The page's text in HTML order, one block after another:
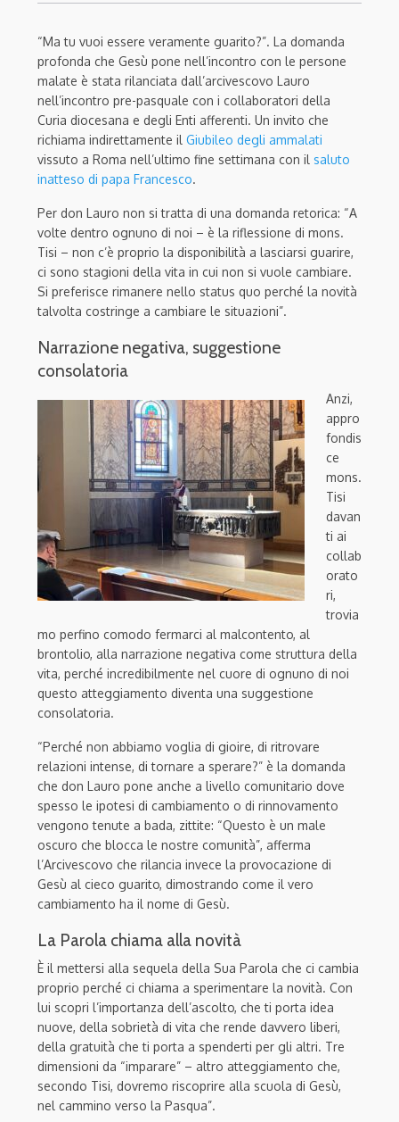
“Ma tu vuoi essere veramente guarito?”. La domanda
profonda che Gesù pone nell’incontro con le persone
malate è stata rilanciata dall’arcivescovo Lauro
nell’incontro pre-pasquale con i collaboratori della
Curia diocesana e degli Enti afferenti. Un invito che
richiama indirettamente il Giubileo degli ammalati
vissuto a Roma nell’ultimo fine settimana con il saluto
inatteso di papa Francesco.
Per don Lauro non si tratta di una domanda retorica: “A
volte dentro ognuno di noi – è la riflessione di mons.
Tisi – non c’è proprio la disponibilità a lasciarsi guarire,
ci sono stagioni della vita in cui non si vuole cambiare.
Si preferisce rimanere nello status quo perché la novità
talvolta costringe a cambiare le situazioni”.
Narrazione negativa, suggestione
consolatoria
Anzi,
appro
fondis
ce
mons.
Tisi
davan
ti ai
collab
orato
ri,
trovia
mo perfino comodo fermarci al malcontento, al
brontolio, alla narrazione negativa come struttura della
vita, perché incredibilmente nel cuore di ognuno di noi
questo atteggiamento diventa una suggestione
consolatoria.
“Perché non abbiamo voglia di gioire, di ritrovare
relazioni intense, di tornare a sperare?” è la domanda
che don Lauro pone anche a livello comunitario dove
spesso le ipotesi di cambiamento o di rinnovamento
vengono tenute a bada, zittite: “Questo è un male
oscuro che blocca le nostre comunità”, afferma
l’Arcivescovo che rilancia invece la provocazione di
Gesù al cieco guarito, dimostrando come il vero
cambiamento ha il nome di Gesù.
La Parola chiama alla novità
È il mettersi alla sequela della Sua Parola che ci cambia
proprio perché ci chiama a sperimentare la novità. Con
lui scopri l’importanza dell’ascolto, che ti porta idea
nuove, della sobrietà di vita che rende davvero liberi,
della gratuità che ti porta a spenderti per gli altri. Tre
dimensioni da “imparare” – altro atteggiamento che,
secondo Tisi, dovremo riscoprire alla scuola di Gesù,
nel cammino verso la Pasqua”.